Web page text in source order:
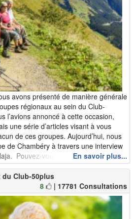
avons présenté de manière générale
régionaux au sein du Club-
l’avions annoncé à cette occasion,
une série d’articles visant à vous
de ces groupes. Aujourd’hui, nous
de Chambéry à travers une interview
Pouvez-vous raconter en que...
En savoir plus...
Club-50plus
8
| 17781 Consultations